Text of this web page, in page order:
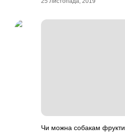
Чи можна собакам фрукти